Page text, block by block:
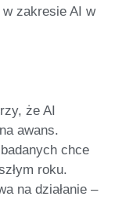
w zakresie AI w
że AI
awans.
chce
roku.
na działanie –